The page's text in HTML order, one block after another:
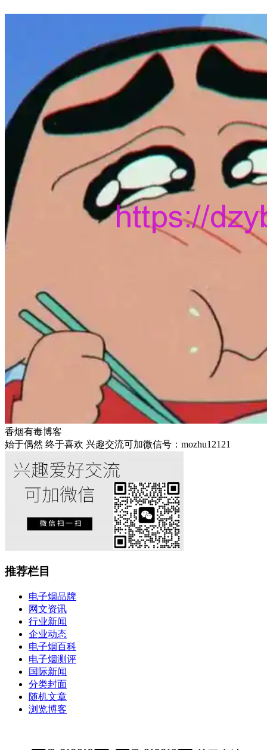
香烟有毒博客
始于偶然 终于喜欢 兴趣交流可加微信号：mozhu12121
推荐栏目
电子烟品牌
网文资讯
行业新闻
企业动态
电子烟百科
电子烟测评
国际新闻
分类封面
随机文章
浏览博客